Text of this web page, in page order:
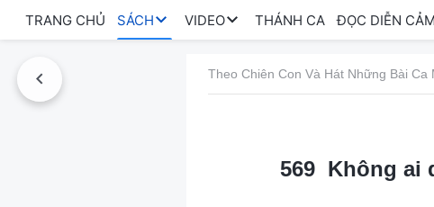
TRANG CHỦ SÁCH VIDEO THÁNH CA ĐỌC DIỄN CẢM
Theo Chiên Con Và Hát Những Bài Ca
569 Không ai